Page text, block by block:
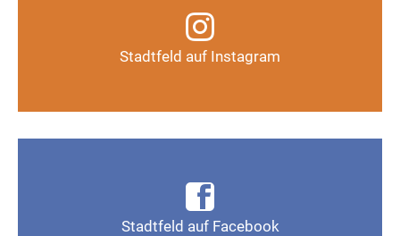
Stadtfeld auf Instagram
Instagram-Kanal
Auf Instagram folgen
Stadtfeld auf Facebook
Seite Magdeburg-Stadtfeld